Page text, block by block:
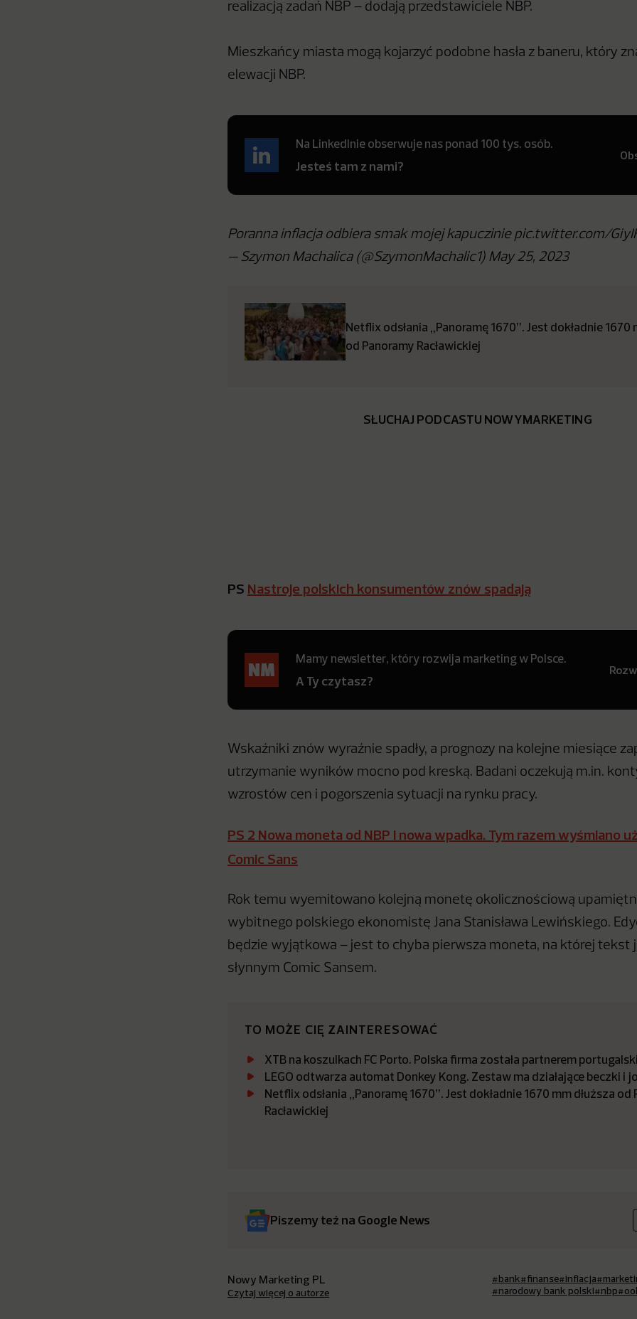
realizacją zadań NBP – dodają przedstawiciele NBP.
Mieszkańcy miasta mogą kojarzyć podobne hasła z baneru, który
elewacji NBP.
Na LinkedInie obserwuje nas ponad 100 tys. osób.
Jesteś tam z nami?
Poranna inflacja odbiera smak mojej kapuczinie pic.twitter.com/
— Szymon Machalica (@SzymonMachalic1) May 25, 2023
Netflix odsłania „Panoramę 1670”. Jest dokładnie 1670
od Panoramy Racławickiej
SŁUCHAJ PODCASTU NOWYMARKETING
PS Nastroje polskich konsumentów znów spadają
Mamy newsletter, który rozwija marketing w Polsce.
A Ty czytasz?
Wskaźniki znów wyraźnie spadły, a prognozy na kolejne miesiące
utrzymanie wyników mocno pod kreską. Badani oczekują m.in.
wzrostów cen i pogorszenia sytuacji na rynku pracy.
PS 2 Nowa moneta od NBP i nowa wpadka. Tym razem wyśmiano
Comic Sans
Rok temu wyemitowano kolejną monetę okolicznościową
wybitnego polskiego ekonomistę Jana Stanisława Lewińskiego.
będzie wyjątkowa – jest to chyba pierwsza moneta, na której tekst
słynnym Comic Sansem.
TO MOŻE CIĘ ZAINTERESOWAĆ
XTB na koszulkach FC Porto. Polska firma została partnerem
LEGO odtwarza automat Donkey Kong. Zestaw ma działające beczki i
Netflix odsłania „Panoramę 1670”. Jest dokładnie 1670 mm dłuższa od
Racławickiej
Piszemy też na Google News
Nowy Marketing PL
Czytaj więcej o autorze
#bank#finanse#inflacja
#narodowy bank polski#nbp